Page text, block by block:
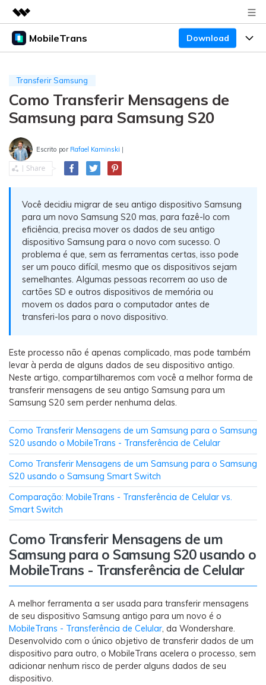
Produtos em destaque
Utilitários
Soluções
Sobre nós
Sala de imprensa
Loja
Suporte
MobileTrans Download
Desktop
Transferência do WhatsApp
Transferir o WhatsApp e o WhatsApp Business
entre dispositivos Android e iOS.
Transferir mensagens, fotos, vídeos e muito mais
de celular para outro, celular para computador e
vice-versa.
Backup e restauração
Fazer backup de até 18 tipos de dados e dados do
WhatsApp para o computador. E restaurar
backups facilmente.
Recuperar visulização única de WhatsApp
Recupere todas as mídias de visulização única do
WhatsApp — fotos, vídeos e mensagens de voz.
App
Mutsapper
Transferir dados do WhatsApp e WhatsApp
Business sem redefinição de fábrica.
MobileTrans App
Transferir dados do telefone, dados do
WhatsApp e arquivos entre dispositivos.
O WeLastseen mantém seu WhatsApp conectado
e informado.
Preços
Preços para Windows
Preços para Mac
Preços Educacionais
Centro de apoio
Guia de usuario
Mais suporte
Blogs
Temas em Destaque
Temas em Destaque
Concursos e eventos
BUSCAR
Download
Transferir Samsung
Como Transferir Mensagens de
Samsung para Samsung S20
Escrito por Rafael Kaminski |
Você decidiu migrar de seu antigo dispositivo Samsung
para um novo Samsung S20 mas, para fazê-lo com
eficiência, precisa mover os dados de seu antigo
dispositivo Samsung para o novo com sucesso. O
problema é que, sem as ferramentas certas, isso pode
ser um pouco difícil, mesmo que os dispositivos sejam
semelhantes. Algumas pessoas recorrem ao uso de
cartões SD e outros dispositivos de memória ou
movem os dados para o computador antes de
transferi-los para o novo dispositivo.
Este processo não é apenas complicado, mas pode também
levar à perda de alguns dados de seu dispositivo antigo.
Neste artigo, compartilharemos com você a melhor forma de
transferir mensagens de seu antigo Samsung para um
Samsung S20 sem perder nenhuma delas.
Como Transferir Mensagens de um Samsung para o Samsung
S20 usando o MobileTrans - Transferência de Celular
Como Transferir Mensagens de um Samsung para o Samsung
S20 usando o Samsung Smart Switch
Comparação: MobileTrans - Transferência de Celular vs.
Smart Switch
Como Transferir Mensagens de um
Samsung para o Samsung S20 usando o
MobileTrans - Transferência de Celular
A melhor ferramenta a ser usada para transferir mensagens
de seu dispositivo Samsung antigo para um novo é o
MobileTrans - Transferência de Celular, da Wondershare.
Desenvolvido com o único objetivo de transferir dados de um
dispositivo para outro, o MobileTrans acelera o processo, sem
adicionar nenhum risco de perder alguns dados de seu
dispositivo.